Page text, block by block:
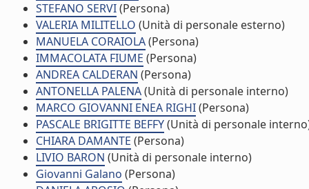
STEFANO SERVI(Persona)
VALERIA MILITELLO (Unità di personale esterno)
MANUELA CORAIOLA(Persona)
IMMACOLATA FIUME (Persona)
ANDREA CALDERAN (Persona)
ANTONELLA PALENA(Unità di personale interno)
MARCO GIOVANNI ENEA RIGHI(Persona)
PASCALE BRIGITTE BEFFY(Unità di personale
CHIARA DAMANTE (Persona)
LIVIO BARON (Unità di personale interno)
Giovanni Galano (Persona)